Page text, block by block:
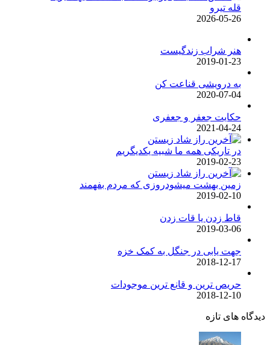
قله تیرو
2026-05-26
هنر شراب زندگیست
2019-01-23
به درویشی قناعت کن
2020-07-04
حکایت جعفر و جعفری
2021-04-24
در تاریکی همه ما شبیه یکدیگریم
2019-02-23
زمین بهشت میشودروزی که مردم بفهمند
2019-02-10
قاط زدن یا قات زدن
2019-03-06
جهت یابی در جنگل به کمک خزه
2018-12-17
حریص ترین و قانع ترین موجودات
2018-12-10
دیدگاه های تازه